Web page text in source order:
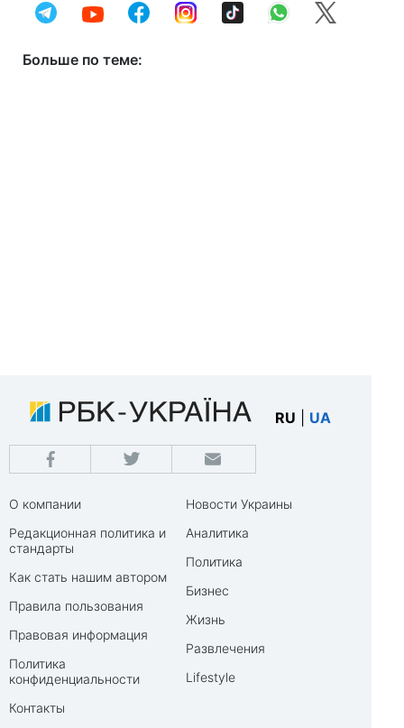
Больше по теме:
RU UA
О компании
Редакционная политика и
стандарты
Как стать нашим автором
Правила пользования
Правовая информация
Политика
конфиденциальности
Контакты
Новости Украины
Аналитика
Политика
Бизнес
Жизнь
Развлечения
Lifestyle